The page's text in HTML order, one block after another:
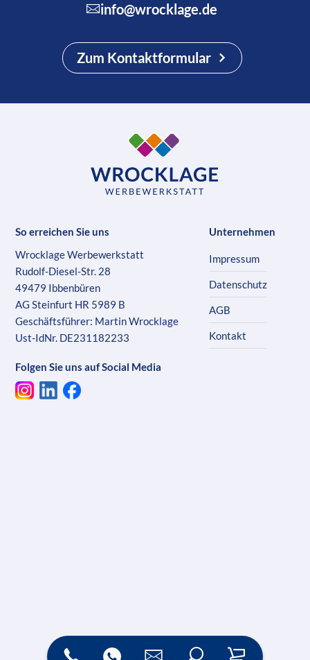
info@wrocklage.de
Zum Kontaktformular
So erreichen Sie uns
Wrocklage Werbewerkstatt
Rudolf-Diesel-Str. 28
49479 Ibbenbüren
AG Steinfurt HR 5989 B
Geschäftsführer: Martin Wrocklage
Ust-IdNr. DE231182233
Folgen Sie uns auf Social Media
Unternehmen
Impressum
Datenschutz
AGB
Kontakt